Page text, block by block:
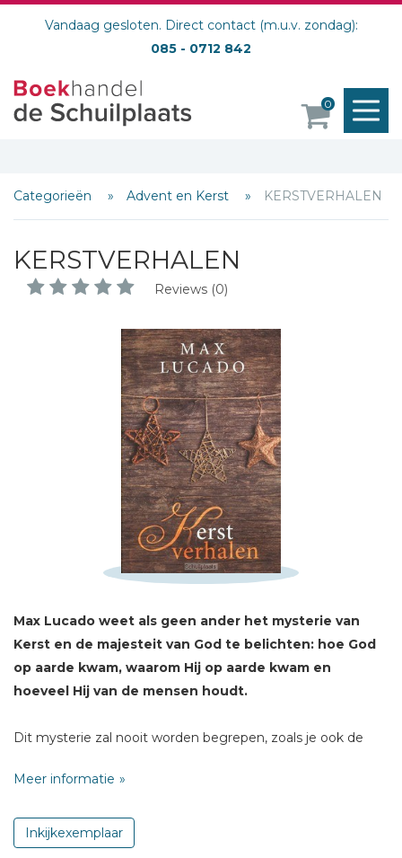
Vandaag gesloten. Direct contact (m.u.v. zondag):
085 - 0712 842
0
Categorieën Advent en Kerst KERSTVERHALEN
KERSTVERHALEN
Reviews (0)
Max Lucado weet als geen ander het mysterie van
Kerst en de majesteit van God te belichten: hoe God
op aarde kwam, waarom Hij op aarde kwam en
hoeveel Hij van de mensen houdt.
Dit mysterie zal nooit worden begrepen, zoals je ook de
een kwestie van logica is Kerst een feest van sfeer, gevoel
Meer informatie
Inkijkexemplaar
Schrijf hieronder je review!
E-mail *
Titel *